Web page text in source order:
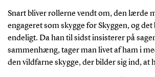
Snart bliver rollerne vendt om, den lærde
engageret som skygge for Skyggen, og det
endeligt. Da han til sidst insisterer på
sammenhæng, tager man livet af ham i
den vildfarne skygge, der bilder sig ind, at